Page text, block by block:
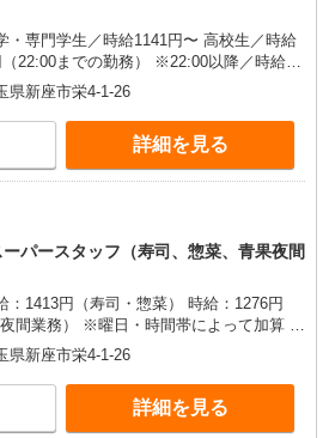
・専門学生／時給1141円〜 高校生／時給
（22:00までの勤務） ※22:00以降／時給
） ★職種を限定しての募集のた
時間・曜日の項目をご確認ください。
県新座市栄4-1-26
詳細を見る
パースタッフ（寿司、惣菜、青果夜間
：1413円（寿司・惣菜） 時給：1276円
夜間業務） ※曜日・時間帯によって加算 ▼
下の通り 日・祝日／時給125円増 7:30〜
18:00以降／時給200円増
／時給30％増（深夜割増） ★学生以外
望の方はパート対象です。 ★職種を限定
集のため、勤務時間・曜日の項目をご確
県新座市栄4-1-26
詳細を見る